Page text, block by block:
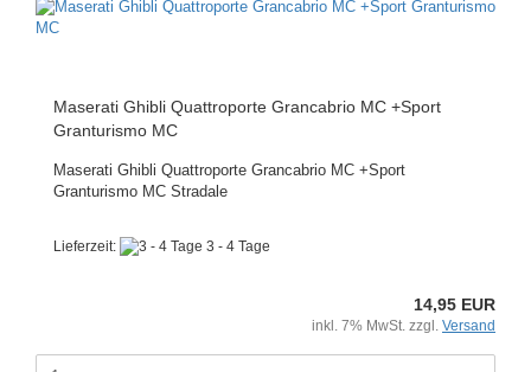
Maserati Ghibli Quattroporte Grancabrio MC +Sport
Granturismo MC
Maserati Ghibli Quattroporte Grancabrio MC +Sport
Granturismo MC Stradale
Lieferzeit: 3 - 4 Tage
14,95 EUR
inkl. 7% MwSt. zzgl. Versand